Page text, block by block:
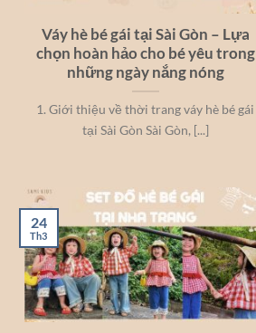
Váy hè bé gái tại Sài Gòn – Lựa
chọn hoàn hảo cho bé yêu trong
những ngày nắng nóng
1. Giới thiệu về thời trang váy hè bé gái
tại Sài Gòn Sài Gòn, [...]
24
Th3